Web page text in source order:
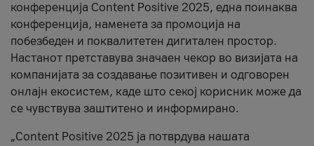
конференција Content Positive 2025, една поинаква
конференција, наменета за промоција на
побезбеден и поквалитетен дигитален простор.
Настанот претставува значаен чекор во визијата на
компанијата за создавање позитивен и одговорен
онлајн екосистем, каде што секој корисник може да
се чувствува заштитено и информирано.
„Content Positive 2025 ја потврдува нашата